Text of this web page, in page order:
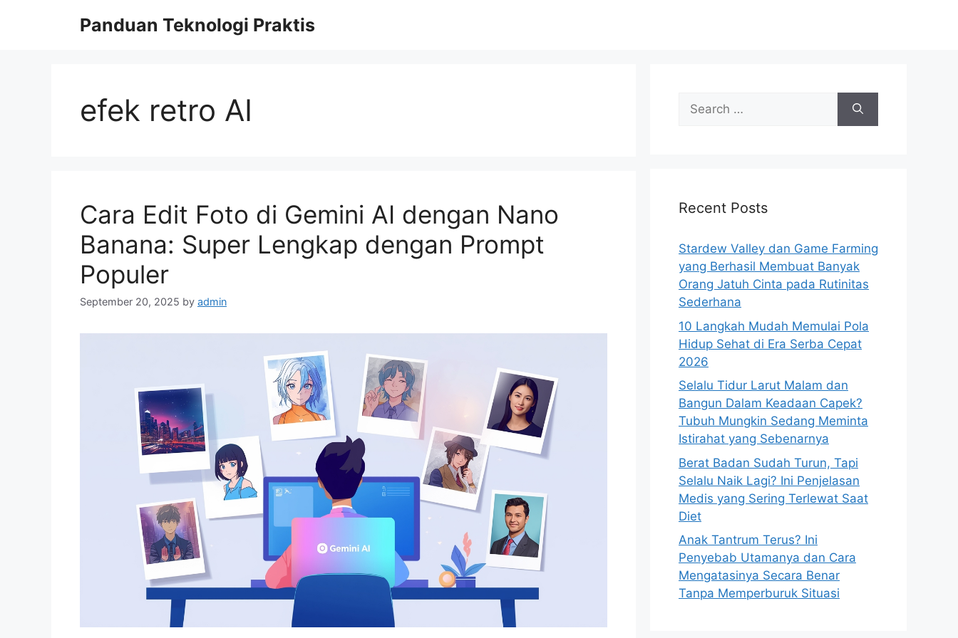
Panduan Teknologi Praktis
efek retro AI
Cara Edit Foto di Gemini AI dengan Nano
Banana: Super Lengkap dengan Prompt
Populer
September 20, 2025 by admin
Search
for:
Recent Posts
Stardew Valley dan Game Farming
yang Berhasil Membuat Banyak
Orang Jatuh Cinta pada Rutinitas
Sederhana
10 Langkah Mudah Memulai Pola
Hidup Sehat di Era Serba Cepat
2026
Selalu Tidur Larut Malam dan
Bangun Dalam Keadaan Capek?
Tubuh Mungkin Sedang Meminta
Istirahat yang Sebenarnya
Berat Badan Sudah Turun, Tapi
Selalu Naik Lagi? Ini Penjelasan
Medis yang Sering Terlewat Saat
Diet
Anak Tantrum Terus? Ini
Penyebab Utamanya dan Cara
Mengatasinya Secara Benar
Tanpa Memperburuk Situasi